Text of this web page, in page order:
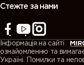
Стежте за нами
Інформація на сайті
ознайомленню та
Україні. Помилки та